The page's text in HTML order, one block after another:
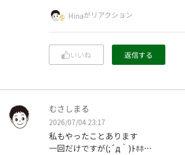
Hinaがリアクション
いいね 返信する
むさしまる
2026/07/04 23:17
私もやったことあります
一回だけですが(;´д｀)ﾄﾎﾎ…